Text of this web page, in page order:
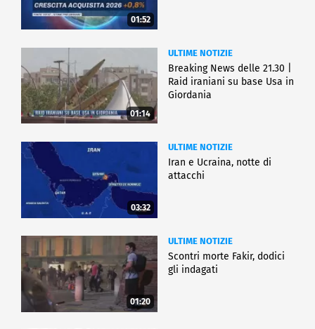
01:52
01:14
ULTIME NOTIZIE
Breaking News delle 21.30 |
Raid iraniani su base Usa in
Giordania
03:32
ULTIME NOTIZIE
Iran e Ucraina, notte di
attacchi
01:20
ULTIME NOTIZIE
Scontri morte Fakir, dodici
gli indagati